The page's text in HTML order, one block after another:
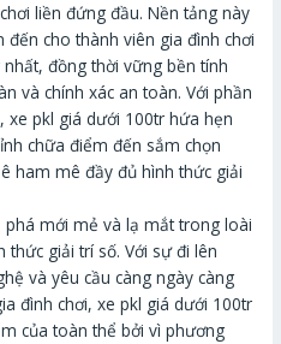
liền đứng đầu. Nền tảng này
cho thành viên gia đình chơi
đồng thời vững bền tính
và chính xác an toàn. Với phần
xe pkl giá dưới 100tr hứa hẹn
chữa điểm đến sắm chọn
ham mê đầy đủ hình thức giải
mới mẻ và lạ mắt trong loài
thức giải trí số. Với sự đi lên
và yêu cầu càng ngày càng
đình chơi, xe pkl giá dưới 100tr
của toàn thể bởi vì phương